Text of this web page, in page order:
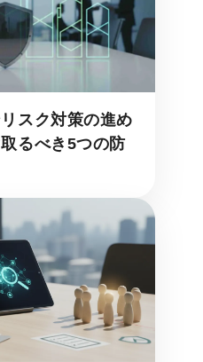
スク対策の進め
るべき5つの防